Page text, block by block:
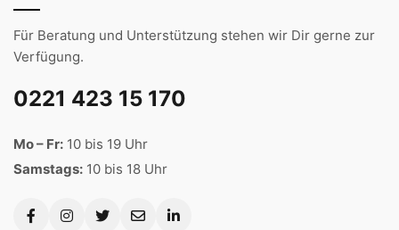
Für Beratung und Unterstützung stehen wir Dir gerne zur
Verfügung.
0221 423 15 170
Mo – Fr: 10 bis 19 Uhr
Samstags: 10 bis 18 Uhr